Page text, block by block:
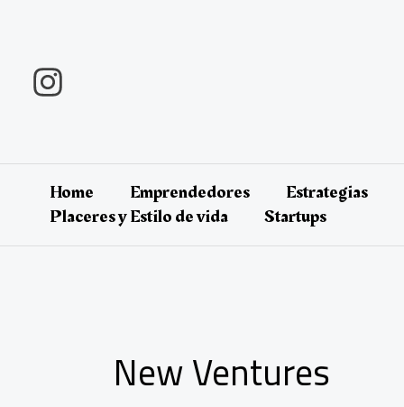
contenido
Home Emprendedores Estrategias
Placeres y Estilo de vida
Startups
New Ventures